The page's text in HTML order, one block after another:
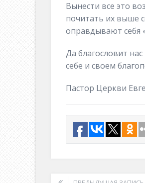
Вынести все это
почитать их выше
оправдывают себя
Да благословит
себе и своем
Пастор Церкви